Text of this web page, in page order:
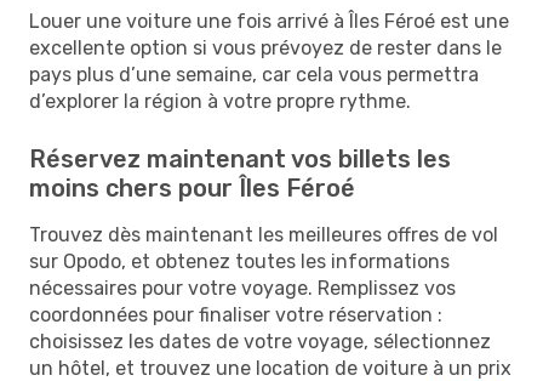
Louer une voiture une fois arrivé à Îles Féroé est une
excellente option si vous prévoyez de rester dans le
pays plus d’une semaine, car cela vous permettra
d’explorer la région à votre propre rythme.
Réservez maintenant vos billets les
moins chers pour Îles Féroé
Trouvez dès maintenant les meilleures offres de vol
sur Opodo, et obtenez toutes les informations
nécessaires pour votre voyage. Remplissez vos
coordonnées pour finaliser votre réservation :
choisissez les dates de votre voyage, sélectionnez
un hôtel, et trouvez une location de voiture à un prix